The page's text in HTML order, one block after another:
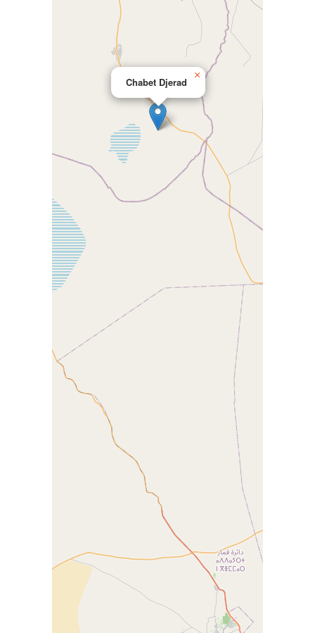
Chabet Djerad
×